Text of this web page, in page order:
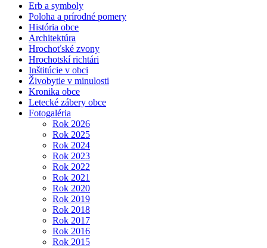
Erb a symboly
Poloha a prírodné pomery
História obce
Architektúra
Hrochoťské zvony
Hrochotskí richtári
Inštitúcie v obci
Živobytie v minulosti
Kronika obce
Letecké zábery obce
Fotogaléria
Rok 2026
Rok 2025
Rok 2024
Rok 2023
Rok 2022
Rok 2021
Rok 2020
Rok 2019
Rok 2018
Rok 2017
Rok 2016
Rok 2015